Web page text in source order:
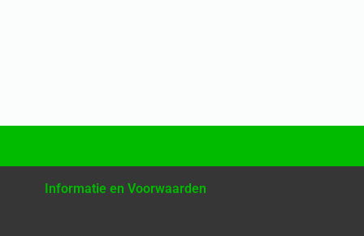
Informatie en Voorwaarden